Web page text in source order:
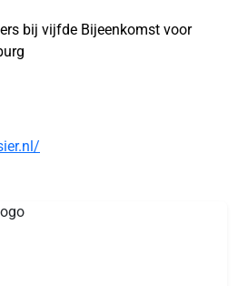
bij vijfde Bijeenkomst voor